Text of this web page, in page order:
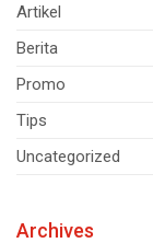
Artikel
Berita
Promo
Tips
Uncategorized
Archives